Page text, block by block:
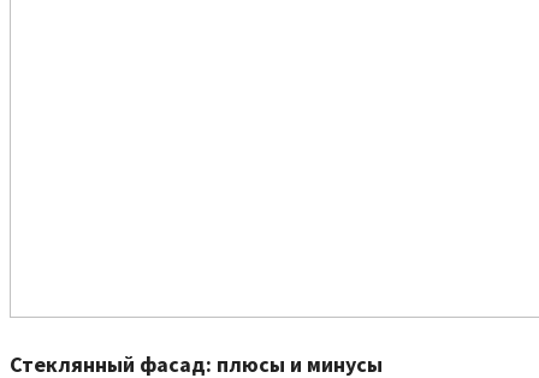
Стеклянный фасад: плюсы и минусы